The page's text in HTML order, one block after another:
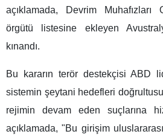
açıklamada, Devrim
örgütü listesine ekleyen
kınandı.
Bu kararın terör destekçisi ABD
sistemin şeytani hedefleri
rejimin devam eden suçlarına
açıklamada, "Bu girişim